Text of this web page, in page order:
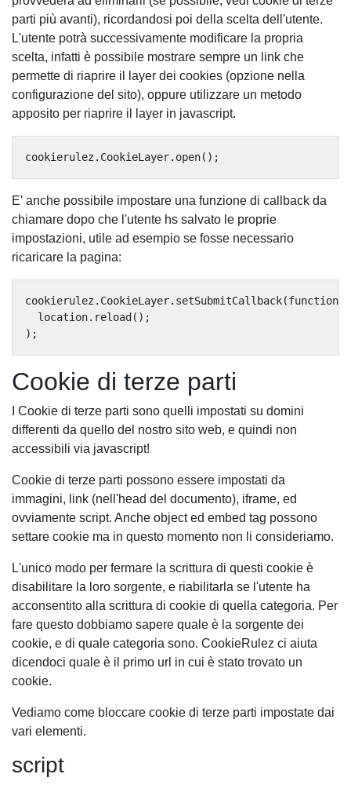
parti più avanti), ricordandosi poi della scelta dell'utente.
L'utente potrà successivamente modificare la propria
scelta, infatti è possibile mostrare sempre un link che
permette di riaprire il layer dei cookies (opzione nella
configurazione del sito), oppure utilizzare un metodo
apposito per riaprire il layer in javascript.
E' anche possibile impostare una funzione di callback da
chiamare dopo che l'utente hs salvato le proprie
impostazioni, utile ad esempio se fosse necessario
ricaricare la pagina:
cookierulez.CookieLayer.setSubmitCallback(function
  location.reload();
Cookie di terze parti
I Cookie di terze parti sono quelli impostati su domini
differenti da quello del nostro sito web, e quindi non
accessibili via javascript!
Cookie di terze parti possono essere impostati da
immagini, link (nell'head del documento), iframe, ed
ovviamente script. Anche object ed embed tag possono
settare cookie ma in questo momento non li consideriamo.
L'unico modo per fermare la scrittura di questi cookie è
disabilitare la loro sorgente, e riabilitarla se l'utente ha
acconsentito alla scrittura di cookie di quella categoria. Per
fare questo dobbiamo sapere quale è la sorgente dei
cookie, e di quale categoria sono. CookieRulez ci aiuta
dicendoci quale è il primo url in cui è stato trovato un
cookie.
Vediamo come bloccare cookie di terze parti impostate dai
vari elementi.
script